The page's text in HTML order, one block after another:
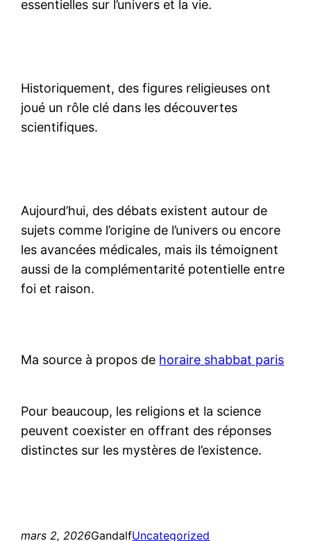
essentielles sur l’univers et la vie.
Historiquement, des figures religieuses ont
joué un rôle clé dans les découvertes
scientifiques.
Aujourd’hui, des débats existent autour de
sujets comme l’origine de l’univers ou encore
les avancées médicales, mais ils témoignent
aussi de la complémentarité potentielle entre
foi et raison.
Ma source à propos de horaire shabbat paris
Pour beaucoup, les religions et la science
peuvent coexister en offrant des réponses
distinctes sur les mystères de l’existence.
mars 2, 2026GandalfUncategorized